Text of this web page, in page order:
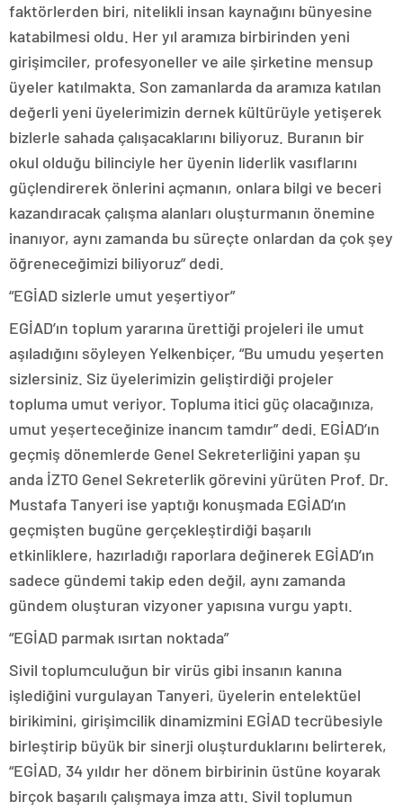
faktörlerden biri, nitelikli insan kaynağını bünyesine
katabilmesi oldu. Her yıl aramıza birbirinden yeni
girişimciler, profesyoneller ve aile şirketine mensup
üyeler katılmakta. Son zamanlarda da aramıza katılan
değerli yeni üyelerimizin dernek kültürüyle yetişerek
bizlerle sahada çalışacaklarını biliyoruz. Buranın bir
okul olduğu bilinciyle her üyenin liderlik vasıflarını
güçlendirerek önlerini açmanın, onlara bilgi ve beceri
kazandıracak çalışma alanları oluşturmanın önemine
inanıyor, aynı zamanda bu süreçte onlardan da çok şey
öğreneceğimizi biliyoruz” dedi.
“EGİAD sizlerle umut yeşertiyor”
EGİAD’ın toplum yararına ürettiği projeleri ile umut
aşıladığını söyleyen Yelkenbiçer, “Bu umudu yeşerten
sizlersiniz. Siz üyelerimizin geliştirdiği projeler
topluma umut veriyor. Topluma itici güç olacağınıza,
umut yeşerteceğinize inancım tamdır” dedi. EGİAD’ın
geçmiş dönemlerde Genel Sekreterliğini yapan şu
anda İZTO Genel Sekreterlik görevini yürüten Prof. Dr.
Mustafa Tanyeri ise yaptığı konuşmada EGİAD’ın
geçmişten bugüne gerçekleştirdiği başarılı
etkinliklere, hazırladığı raporlara değinerek EGİAD’ın
sadece gündemi takip eden değil, aynı zamanda
gündem oluşturan vizyoner yapısına vurgu yaptı.
“EGİAD parmak ısırtan noktada”
Sivil toplumculuğun bir virüs gibi insanın kanına
işlediğini vurgulayan Tanyeri, üyelerin entelektüel
birikimini, girişimcilik dinamizmini EGİAD tecrübesiyle
birleştirip büyük bir sinerji oluşturduklarını belirterek,
“EGİAD, 34 yıldır her dönem birbirinin üstüne koyarak
birçok başarılı çalışmaya imza attı. Sivil toplumun